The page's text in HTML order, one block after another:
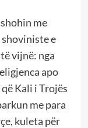
me
e
vijnë: nga
apo
Kali i Trojës
me para
kuleta për